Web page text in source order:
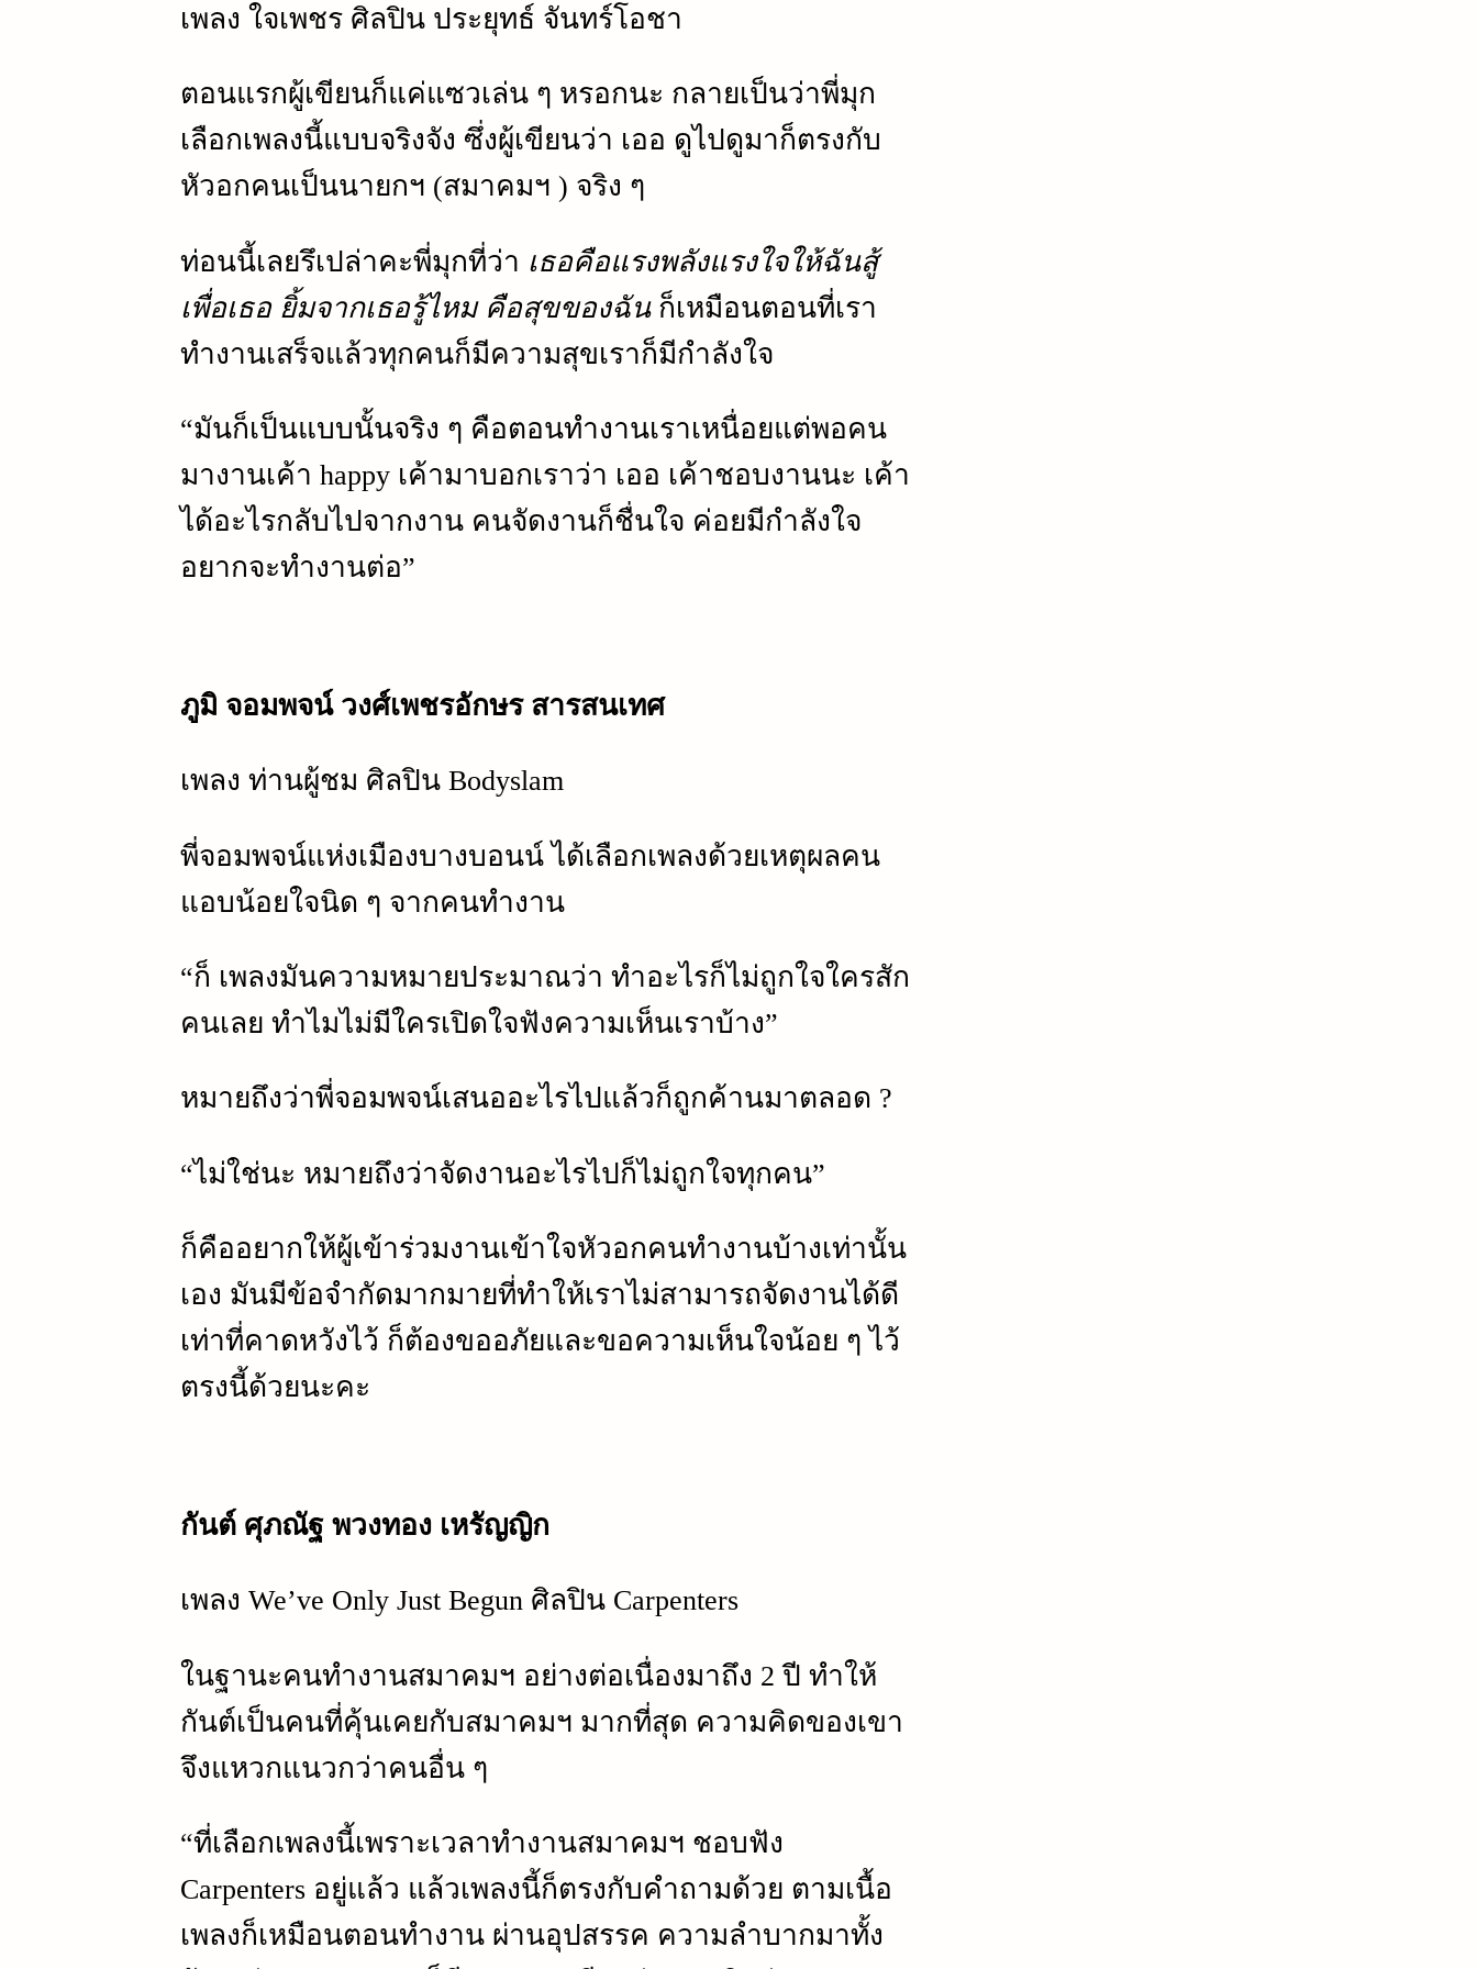
เพลง ใจเพชร ศิลปิน ประยุทธ์ จันทร์โอชา
ตอนแรกผู้เขียนก็แค่แซวเล่น ๆ หรอกนะ กลายเป็นว่าพี่มุก
เลือกเพลงนี้แบบจริงจัง ซึ่งผู้เขียนว่า เออ ดูไปดูมาก็ตรงกับ
หัวอกคนเป็นนายกฯ (สมาคมฯ ) จริง ๆ
ท่อนนี้เลยรึเปล่าคะพี่มุกที่ว่า เธอคือแรงพลังแรงใจให้ฉันสู้
เพื่อเธอ ยิ้มจากเธอรู้ไหม คือสุขของฉันก็เหมือนตอนที่เรา
ทำงานเสร็จแล้วทุกคนก็มีความสุขเราก็มีกำลังใจ
“มันก็เป็นแบบนั้นจริง ๆ คือตอนทำงานเราเหนื่อยแต่พอคน
มางานเค้า happy เค้ามาบอกเราว่า เออ เค้าชอบงานนะ เค้า
ได้อะไรกลับไปจากงาน คนจัดงานก็ชื่นใจ ค่อยมีกำลังใจ
อยากจะทำงานต่อ”
ภูมิ จอมพจน์ วงศ์เพชรอักษร สารสนเทศ
เพลง ท่านผู้ชม ศิลปิน Bodyslam
พี่จอมพจน์แห่งเมืองบางบอนน์ ได้เลือกเพลงด้วยเหตุผลคน
แอบน้อยใจนิด ๆ จากคนทำงาน
“ก็ เพลงมันความหมายประมาณว่า ทำอะไรก็ไม่ถูกใจใครสัก
คนเลย ทำไมไม่มีใครเปิดใจฟังความเห็นเราบ้าง”
หมายถึงว่าพี่จอมพจน์เสนออะไรไปแล้วก็ถูกค้านมาตลอด ?
“ไม่ใช่นะ หมายถึงว่าจัดงานอะไรไปก็ไม่ถูกใจทุกคน”
ก็คืออยากให้ผู้เข้าร่วมงานเข้าใจหัวอกคนทำงานบ้างเท่านั้น
เอง มันมีข้อจำกัดมากมายที่ทำให้เราไม่สามารถจัดงานได้ดี
เท่าที่คาดหวังไว้ ก็ต้องขออภัยและขอความเห็นใจน้อย ๆ ไว้
ตรงนี้ด้วยนะคะ
กันต์ ศุภณัฐ พวงทอง เหรัญญิก
เพลง We’ve Only Just Begun ศิลปิน Carpenters
ในฐานะคนทำงานสมาคมฯ อย่างต่อเนื่องมาถึง 2 ปี ทำให้
กันต์เป็นคนที่คุ้นเคยกับสมาคมฯ มากที่สุด ความคิดของเขา
จึงแหวกแนวกว่าคนอื่น ๆ
“ที่เลือกเพลงนี้เพราะเวลาทำงานสมาคมฯ ชอบฟัง
Carpenters อยู่แล้ว แล้วเพลงนี้ก็ตรงกับคำถามด้วย ตามเนื้อ
เพลงก็เหมือนตอนทำงาน ผ่านอุปสรรค ความลำบากมาทั้ง